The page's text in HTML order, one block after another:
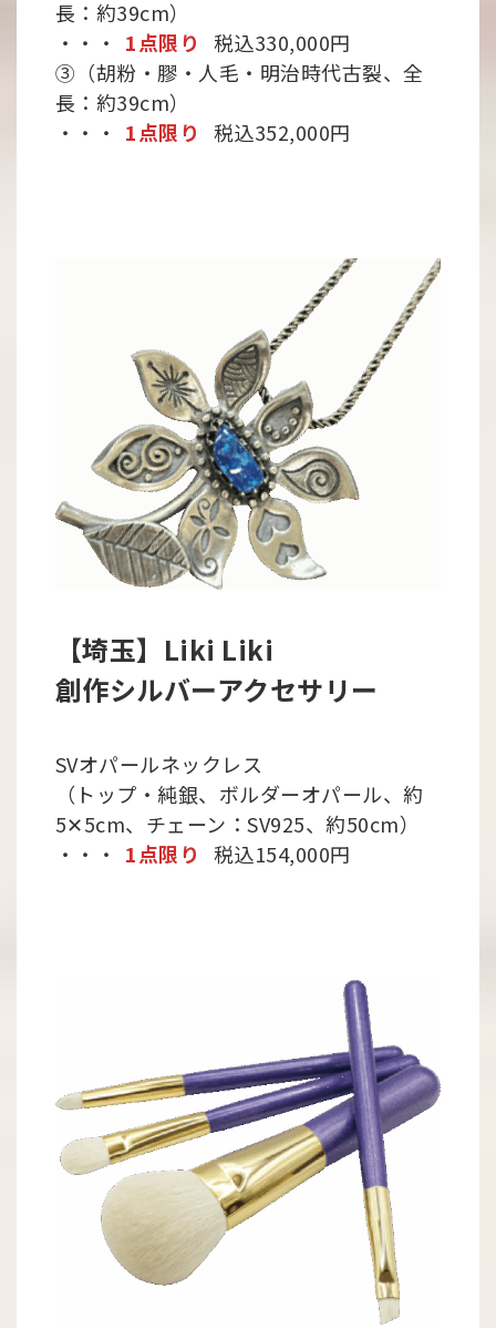
長：約39cm）
・・・
1点限り
税込330,000円
③（胡粉・膠・人毛・明治時代古裂、全
長：約39cm）
・・・
1点限り 税込352,000円
【埼玉】Liki Liki
創作シルバーアクセサリー
SVオパールネックレス
（トップ・純銀、ボルダーオパール、約
5✕5cm、チェーン：SV925、約50cm）
・・・
1点限り 税込154,000円